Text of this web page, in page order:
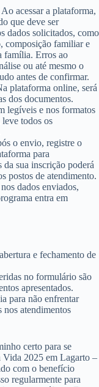
Ao acessar a plataforma,
que deve ser
dados solicitados, como
composição familiar e
família. Erros ao
ou até mesmo o
antes de confirmar.
plataforma online, será
dos documentos.
legíveis e nos formatos
todos os
o envio, registre o
para
da sua inscrição poderá
postos de atendimento.
dados enviados,
entra em
e fechamento de
no formulário são
apresentados.
para não enfrentar
nos atendimentos
certo para se
Vida 2025 em Lagarto –
com o benefício
regularmente para